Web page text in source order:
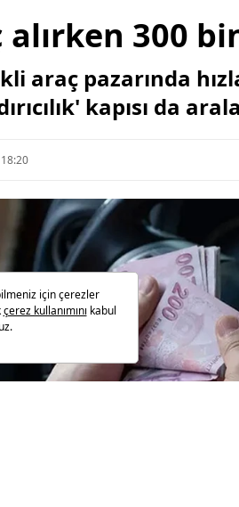
alırken 300
araç pazarında
kapısı da
için çerezler
çerez kullanımını kabul